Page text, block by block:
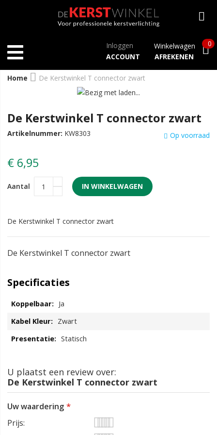
Inloggen
ACCOUNT
Winkelwagen
AFREKENEN
0
Home De Kerstwinkel T connector zwart
De Kerstwinkel T connector zwart
Op voorraad
Artikelnummer: KW8303
€ 6,95
Aantal IN WINKELWAGEN
De Kerstwinkel T connector zwart
De Kerstwinkel T connector zwart
Specificaties
Ja
Zwart
Statisch
U plaatst een review over:
De Kerstwinkel T connector zwart
Uw waardering
Prijs